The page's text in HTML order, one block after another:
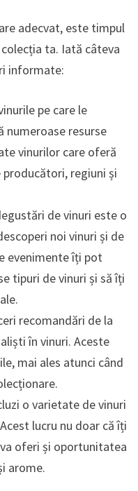
adecvat, este timpul
ta. Iată câteva
informate:
pe care le
numeroase resurse
vinurilor care oferă
regiuni și
de vinuri este o
noi vinuri și de
evenimente îți pot
tipuri de vinuri și să îți
recomandări de la
în vinuri. Aceste
mai ales atunci când
o varietate de vinuri
lucru nu doar că îți
oferi și oportunitatea
arome.